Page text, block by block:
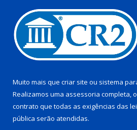
Muito mais que criar site ou sistema
Realizamos uma assessoria completa,
contrato que todas as exigências das
pública serão atendidas.